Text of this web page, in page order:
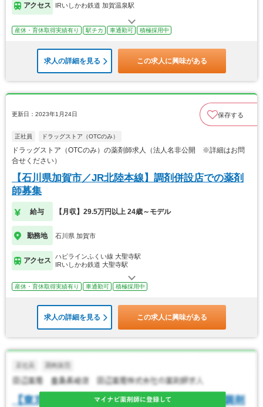
アクセス IRいしかわ鉄道 加賀温泉駅
産休・育休取得実績有り 駅チカ 車通勤可 積極採用中
求人の詳細を見る この求人に興味がある
更新日：2023年1月24日 保存する
正社員 ドラッグストア（OTCのみ）
ドラッグストア（OTCのみ）の薬剤師求人（法人名非公開 ※詳細はお問
合せください）
【石川県加賀市／JR北陸本線】調剤併設店での薬剤
師募集
給与 【月収】29.5万円以上 24歳～モデル
勤務地 石川県 加賀市
アクセス
ハピラインふくい線 大聖寺駅
IRいしかわ鉄道 大聖寺駅
産休・育休取得実績有り 車通勤可 積極採用中
求人の詳細を見る この求人に興味がある